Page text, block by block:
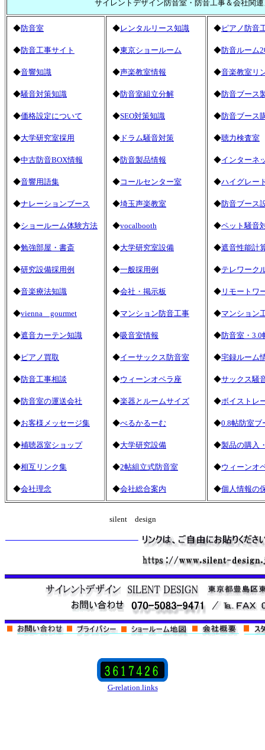
サイレントデザイン防音室・防音工事＆会社関
◆防音室
◆防音工事サイト
◆音響知識
◆騒音対策知識
◆価格設定について
◆大学研究室採用
◆中古防音BOX情報
◆音響用語集
◆ナレーションブース
◆ショールーム体験方法
◆勉強部屋・書斎
◆研究設備採用例
◆音楽療法知識
◆vienna gourmet
◆遮音カーテン知識
◆ピアノ買取
◆防音工事相談
◆防音室の運送会社
◆お客様メッセージ集
◆補聴器室ショップ
◆相互リンク集
◆会社理念
◆レンタルリース知識
◆東京ショールーム
◆声楽教室情報
◆防音室組立分解
◆SEO対策知識
◆ ドラム騒音対策
◆防音製品情報
◆コールセンター室
◆埼玉声楽教室
◆vocalbooth
◆大学研究室設備
◆一般採用例
◆会社・掲示板
◆マンション防音工事
◆吸音室情報
◆イーサックス防音室
◆ウィーンオペラ座
◆楽器とルームサイズ
◆べるかるーむ
◆大学研究設備
◆2帖組立式防音室
◆会社総合案内
◆ピアノ防音
◆防音ルーム
◆音楽教室リ
◆防音ブース
◆防音ブース
◆聴力検査室
◆インターネ
◆ハイグレー
◆防音ブース
◆ペット騒音
◆遮音性能計
◆テレワーク
◆ リモートワ
◆マンション
◆防音室・3.0
◆宅録ルーム
◆サックス騒
◆ボイストレ
◆0.8帖防室ブ
◆製品の購入
◆ウィーンオ
◆個人情報の
silent design
G-relation.links